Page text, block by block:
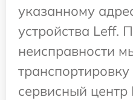
указанному
устройства Leff.
неисправности
сервисный центр